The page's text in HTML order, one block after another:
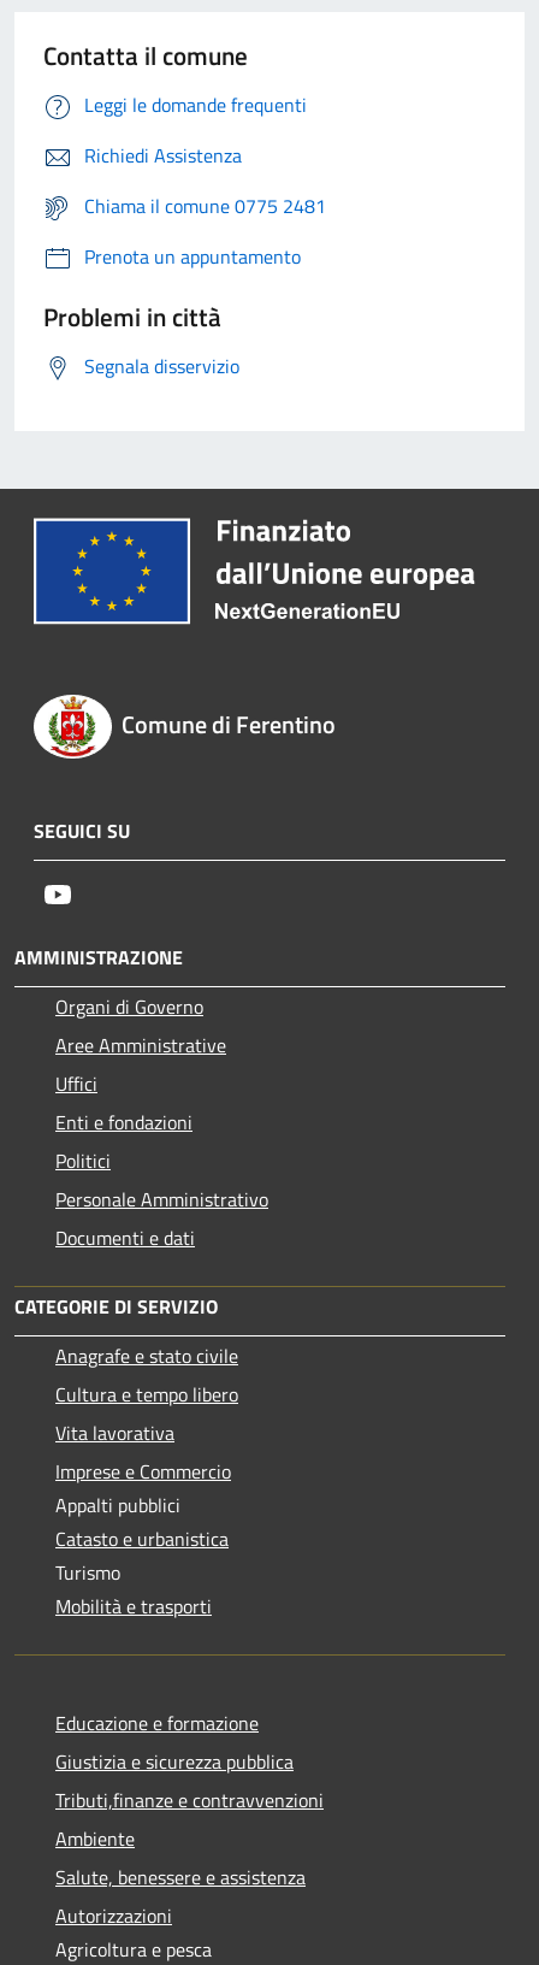
Contatta il comune
Leggi le domande frequenti
Richiedi Assistenza
Chiama il comune 0775 2481
Prenota un appuntamento
Problemi in città
Segnala disservizio
Comune di Ferentino
SEGUICI SU
AMMINISTRAZIONE
Organi di Governo
Aree Amministrative
Uffici
Enti e fondazioni
Politici
Personale Amministrativo
Documenti e dati
CATEGORIE DI SERVIZIO
Anagrafe e stato civile
Cultura e tempo libero
Vita lavorativa
Imprese e Commercio
Appalti pubblici
Catasto e urbanistica
Turismo
Mobilità e trasporti
Educazione e formazione
Giustizia e sicurezza pubblica
Tributi,finanze e contravvenzioni
Ambiente
Salute, benessere e assistenza
Autorizzazioni
Agricoltura e pesca